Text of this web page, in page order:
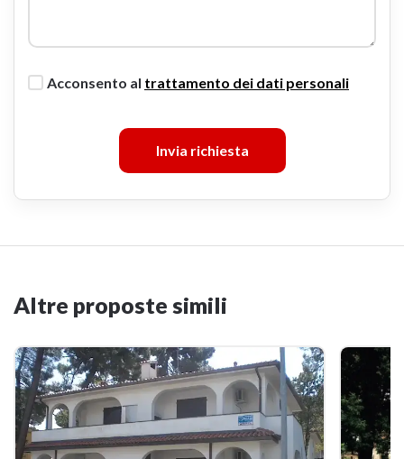
Acconsento al trattamento dei dati personali
Invia richiesta
Altre proposte simili